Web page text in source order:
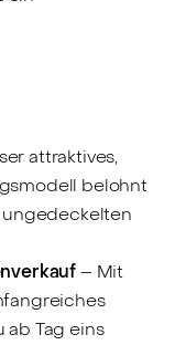
attraktives,
belohnt
– Mit
Tag eins